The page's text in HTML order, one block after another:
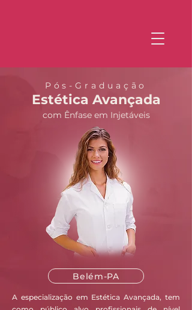
com Ênfase em Injetáveis
Estética Avançada
Pós-Graduação
Belém-PA
​A especialização em Estética Avançada, tem